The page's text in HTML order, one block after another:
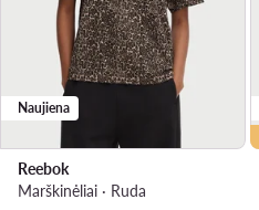
Naujiena
Reebok
Marškinėliai · Ruda